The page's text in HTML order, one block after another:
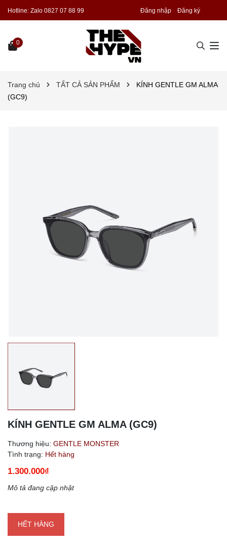
Hotline: Zalo 0827 07 88 99 Đăng nhập Đăng ký
0
Trang chủ TẤT CẢ SẢN PHẨM
KÍNH GENTLE GM ALMA
(GC9)
KÍNH GENTLE GM ALMA (GC9)
Thương hiệu: GENTLE MONSTER
Tình trạng: Hết hàng
1.300.000₫
Mô tả đang cập nhật
HẾT HÀNG